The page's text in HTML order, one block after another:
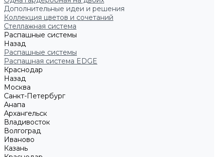
Дополнительные идеи и решения
Коллекция цветов и сочетаний
Стеллажная система
Распашные системы
Назад
Распашные системы
Распашная система EDGE
Краснодар
Назад
Москва
Санкт-Петербург
Анапа
Архангельск
Владивосток
Волгоград
Иваново
Казань